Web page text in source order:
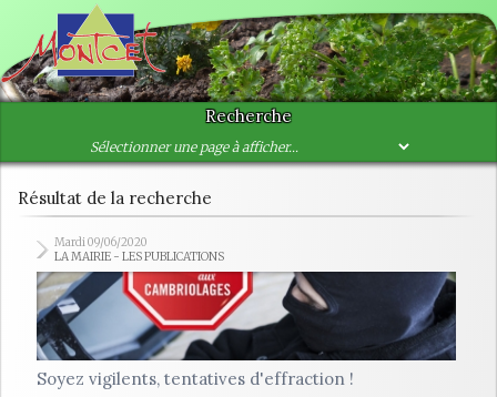
Recherche
Résultat de la recherche
Mardi 09/06/2020
LA MAIRIE - LES PUBLICATIONS
Soyez vigilents, tentatives d'effraction !